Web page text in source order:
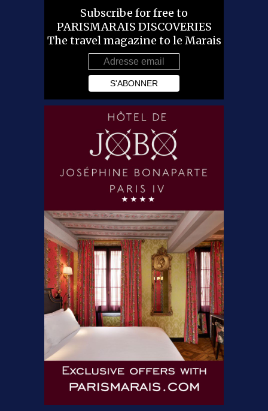
Subscribe for free to
PARISMARAIS DISCOVERIES
The travel magazine to le Marais